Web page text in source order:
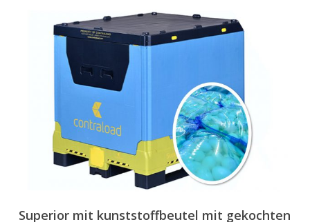
Superior mit kunststoffbeutel mit gekochten